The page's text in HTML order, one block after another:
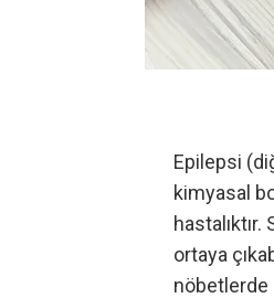
Epilepsi
kimyasal
hastalıktır.
ortaya
nöbetlerde